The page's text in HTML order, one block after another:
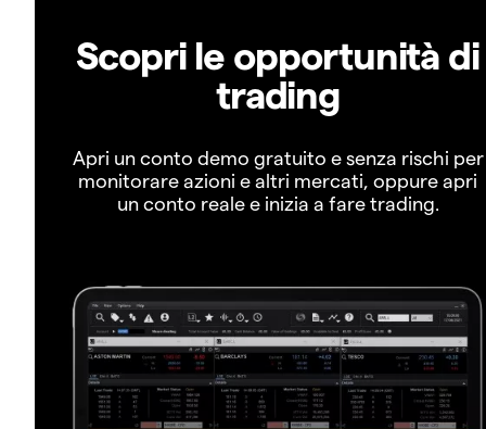
Scopri le opportunità di
trading
Apri un conto demo gratuito e senza rischi per
monitorare azioni e altri mercati, oppure apri
un conto reale e inizia a fare trading.